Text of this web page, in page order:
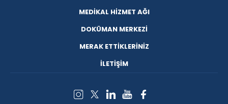
MEDİKAL HİZMET AĞI
DOKÜMAN MERKEZİ
MERAK ETTİKLERİNİZ
İLETİŞİM